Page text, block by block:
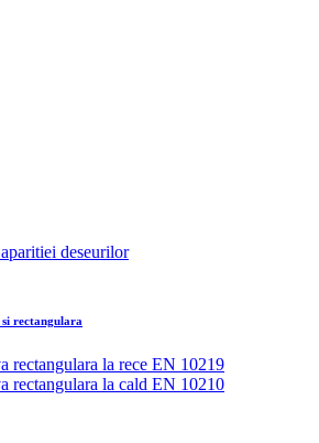
deseurilor
rectangulara
rectangulara la rece EN 10219
rectangulara la cald EN 10210